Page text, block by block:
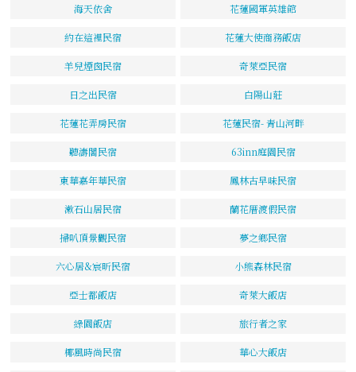
海天依舍 花蓮國軍英雄館
約在這裡民宿 花蓮大使商務飯店
羊兒煙囪民宿 奇萊亞民宿
日之出民宿 白陽山莊
花蓮花弄房民宿 花蓮民宿- 青山河畔
聽濤閣民宿 63inn庭園民宿
東華嘉年華民宿 鳳林古早味民宿
漱石山居民宿 蘭花厝渡假民宿
掃叭頂景觀民宿 夢之鄉民宿
六心居&宸昕民宿 小熊森林民宿
亞士都飯店 奇萊大飯店
綠園飯店 旅行者之家
椰風時尚民宿 華心大飯店